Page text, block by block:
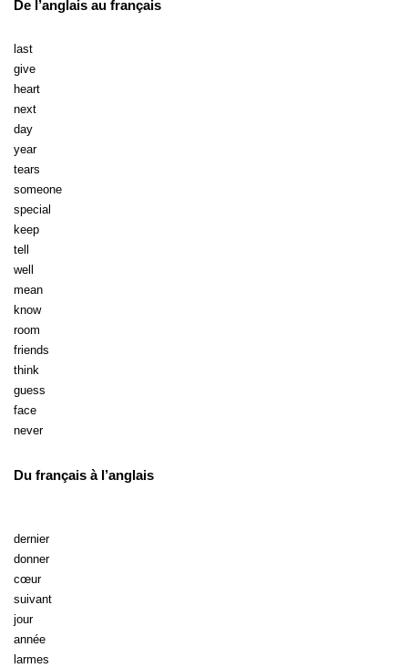
De l’anglais au français
last
give
heart
next
day
year
tears
someone
special
keep
tell
well
mean
know
room
friends
think
guess
face
never
Du français à l’anglais
dernier
donner
cœur
suivant
jour
année
larmes